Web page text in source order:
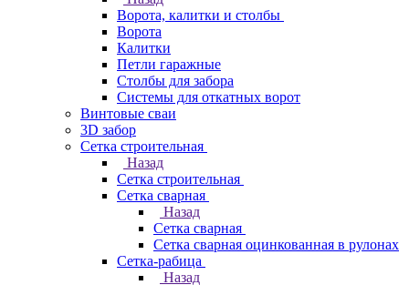
Ворота, калитки и столбы
Ворота
Калитки
Петли гаражные
Столбы для забора
Системы для откатных ворот
Винтовые сваи
3D забор
Сетка строительная
Назад
Сетка строительная
Сетка сварная
Назад
Сетка сварная
Сетка сварная оцинкованная в рулонах
Сетка-рабица
Назад